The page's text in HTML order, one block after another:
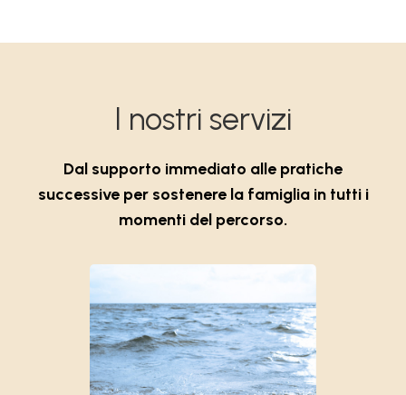
I nostri servizi
Dal supporto immediato alle pratiche
successive per sostenere la famiglia in tutti i
momenti del percorso.